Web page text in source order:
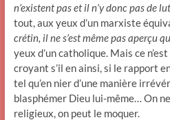
n’existent pas et il n’y donc pas de
tout, aux yeux d’un marxiste
crétin, il ne s’est même pas aperçu
yeux d’un catholique. Mais ce
croyant s’il en ainsi, si le rapport
tel qu’en nier d’une manière
blasphémer Dieu lui-même… On
religieux, on peut le moquer.